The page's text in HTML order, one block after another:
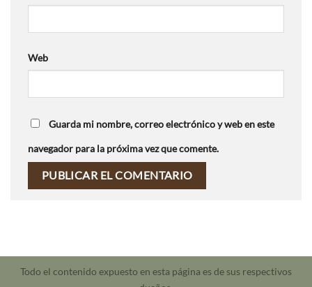
Web
Guarda mi nombre, correo electrónico y web en este
navegador para la próxima vez que comente.
Todo el contenido expuesto en esta página es de sus respectivos